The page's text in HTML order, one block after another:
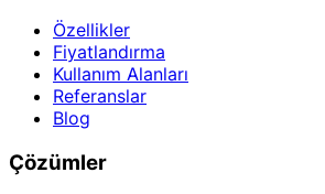
Özellikler
Fiyatlandırma
Kullanım Alanları
Referanslar
Blog
Çözümler